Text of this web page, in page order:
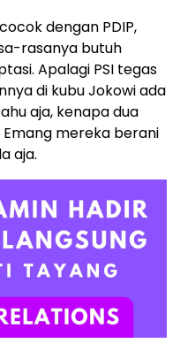
dengan PDIP,
rasanya butuh
Apalagi PSI tegas
di kubu Jokowi ada
aja, kenapa dua
mereka berani
aja.